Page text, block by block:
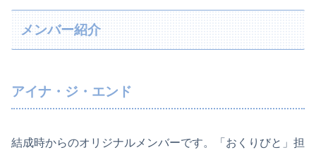
メンバー紹介
アイナ・ジ・エンド
結成時からのオリジナルメンバーです。「おくりびと」担